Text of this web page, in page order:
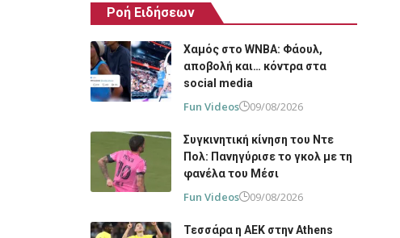
Ροή Ειδήσεων
Χαμός στο WNBA: Φάουλ,
αποβολή και… κόντρα στα
social media
Fun Videos 09/08/2026
Συγκινητική κίνηση του Ντε
Πολ: Πανηγύρισε το γκολ με τη
φανέλα του Μέσι
Fun Videos 09/08/2026
Τεσσάρα η ΑΕΚ στην Athens